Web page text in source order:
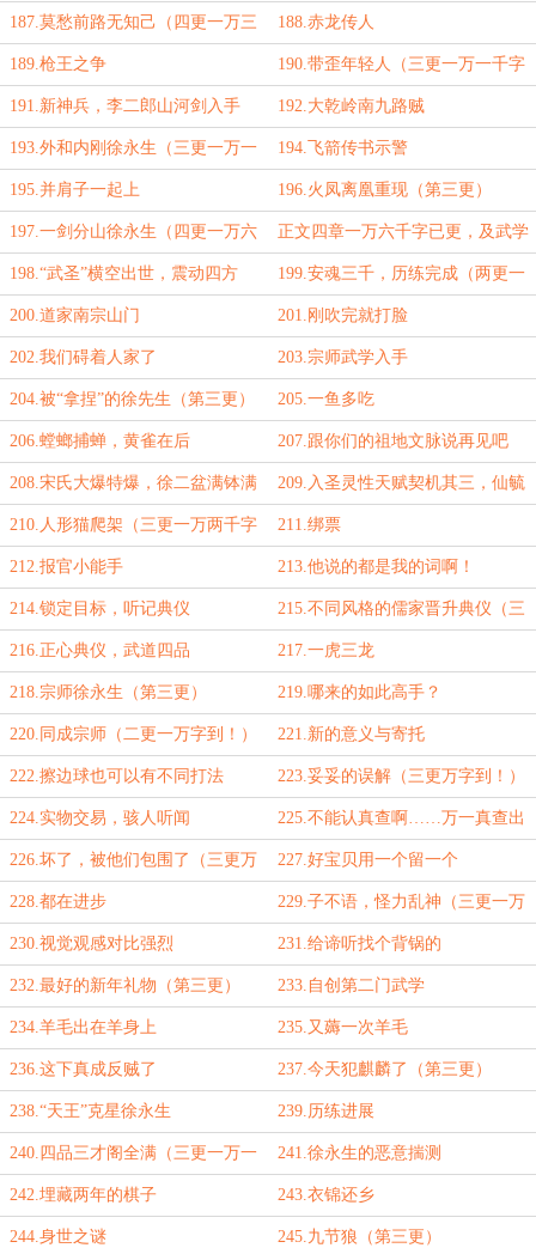
187.莫愁前路无知己（四更一万三
千字到！）
188.赤龙传人
189.枪王之争 190.带歪年轻人（三更一万一千字
到！）
191.新神兵，李二郎山河剑入手 192.大乾岭南九路贼
193.外和内刚徐永生（三更一万一
千字到！）
194.飞箭传书示警
195.并肩子一起上 196.火凤离凰重现（第三更）
197.一剑分山徐永生（四更一万六
千字到！）
正文四章一万六千字已更，及武学
第四波罗列总结
198.“武圣”横空出世，震动四方 199.安魂三千，历练完成（两更一
万字到！）
200.道家南宗山门 201.刚吹完就打脸
202.我们碍着人家了 203.宗师武学入手
204.被“拿捏”的徐先生（第三更） 205.一鱼多吃
206.螳螂捕蝉，黄雀在后 207.跟你们的祖地文脉说再见吧
（三更一万一千字到！）
208.宋氏大爆特爆，徐二盆满钵满 209.入圣灵性天赋契机其三，仙毓
奇葩
210.人形猫爬架（三更一万两千字
到！）
211.绑票
212.报官小能手 213.他说的都是我的词啊！
214.锁定目标，听记典仪 215.不同风格的儒家晋升典仪（三
更一万一千字到！）
216.正心典仪，武道四品 217.一虎三龙
218.宗师徐永生（第三更） 219.哪来的如此高手？
220.同成宗师（二更一万字到！） 221.新的意义与寄托
222.擦边球也可以有不同打法 223.妥妥的误解（三更万字到！）
224.实物交易，骇人听闻 225.不能认真查啊……万一真查出
点什么呢？
226.坏了，被他们包围了（三更万
字到！）
227.好宝贝用一个留一个
228.都在进步 229.子不语，怪力乱神（三更一万
字到！）
230.视觉观感对比强烈 231.给谛听找个背锅的
232.最好的新年礼物（第三更） 233.自创第二门武学
234.羊毛出在羊身上 235.又薅一次羊毛
236.这下真成反贼了 237.今天犯麒麟了（第三更）
238.“天王”克星徐永生 239.历练进展
240.四品三才阁全满（三更一万一
千字到！）
241.徐永生的恶意揣测
242.埋藏两年的棋子 243.衣锦还乡
244.身世之谜 245.九节狼（第三更）